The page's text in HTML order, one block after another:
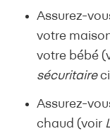
Assurez-
votre
votre bébé
sécuritaire
Assurez-
chaud (voir